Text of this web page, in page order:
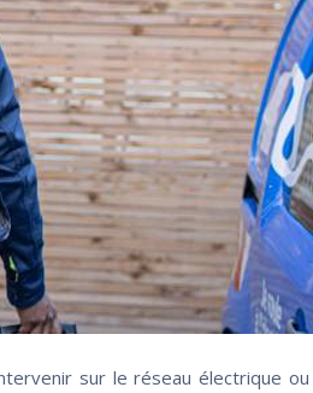
sur le réseau électrique